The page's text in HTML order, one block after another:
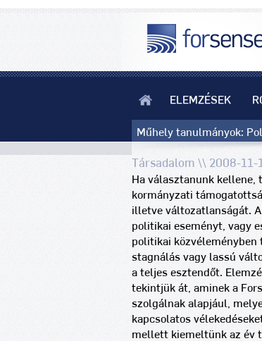
ELEMZÉSEK
Műhely tanulmányok:
Társadalom \\ 2008-11-
Ha választanunk kellene,
kormányzati
illetve változatlanságát.
politikai eseményt, vagy
politikai
stagnálás vagy lassú
a teljes esztendőt.
tekintjük át, aminek a
szolgálnak alapjául,
kapcsolatos
mellett kiemeltünk az év